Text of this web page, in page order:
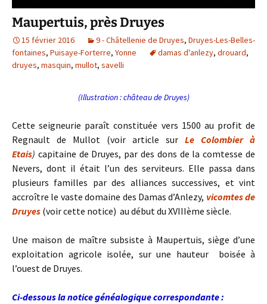
Maupertuis, près Druyes
15 février 2016 9 - Châtellenie de Druyes, Druyes-Les-Belles-
fontaines, Puisaye-Forterre, Yonne damas d'anlezy, drouard,
druyes, masquin, mullot, savelli
(Illustration : château de Druyes)
Cette seigneurie paraît constituée vers 1500 au profit de
Regnault de Mullot (voir article sur Le Colombier à
Etais) capitaine de Druyes, par des dons de la comtesse de
Nevers, dont il était l’un des serviteurs. Elle passa dans
plusieurs familles par des alliances successives, et vint
accroître le vaste domaine des Damas d’Anlezy, vicomtes de
Druyes (voir cette notice) au début du XVIIIème siècle.
Une maison de maître subsiste à Maupertuis, siège d’une
exploitation agricole isolée, sur une hauteur boisée à
l’ouest de Druyes.
Ci-dessous la notice généalogique correspondante :